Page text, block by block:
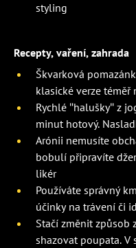
styling
Recepty, vaření, zahrada
Škvarková
klasické verze téměř
Rychlé "halušky" z
minut hotový.
Arónii nemusíte
bobulí připravíte
likér
Používáte správný
účinky na trávení či
Stačí změnit způsob
shazovat poupata. V